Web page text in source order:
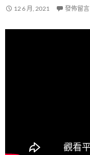
12 6 月, 2021 發佈留言